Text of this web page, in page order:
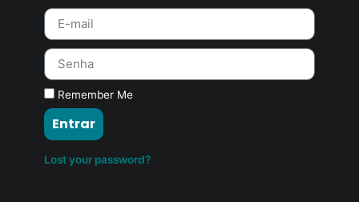
Remember Me
Entrar
Lost your password?